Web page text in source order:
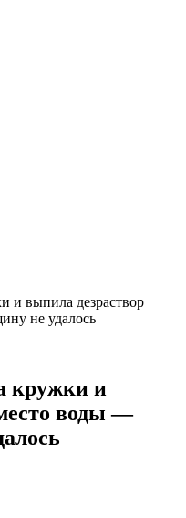
и выпила дезраствор
не удалось
кружки и
воды —